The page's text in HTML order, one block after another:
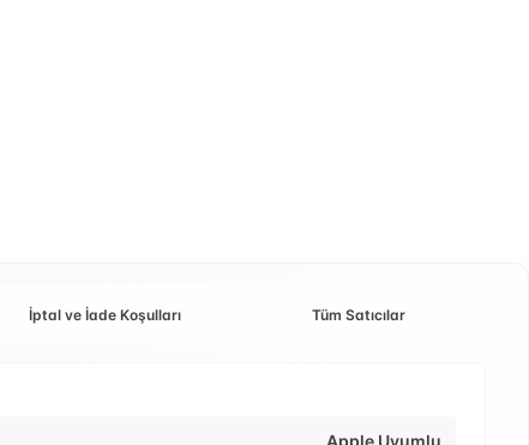
İptal ve İade Koşulları Tüm Satıcılar